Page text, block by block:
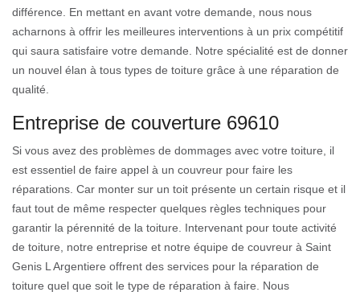
différence. En mettant en avant votre demande, nous nous
acharnons à offrir les meilleures interventions à un prix compétitif
qui saura satisfaire votre demande. Notre spécialité est de donner
un nouvel élan à tous types de toiture grâce à une réparation de
qualité.
Entreprise de couverture 69610
Si vous avez des problèmes de dommages avec votre toiture, il
est essentiel de faire appel à un couvreur pour faire les
réparations. Car monter sur un toit présente un certain risque et il
faut tout de même respecter quelques règles techniques pour
garantir la pérennité de la toiture. Intervenant pour toute activité
de toiture, notre entreprise et notre équipe de couvreur à Saint
Genis L Argentiere offrent des services pour la réparation de
toiture quel que soit le type de réparation à faire. Nous